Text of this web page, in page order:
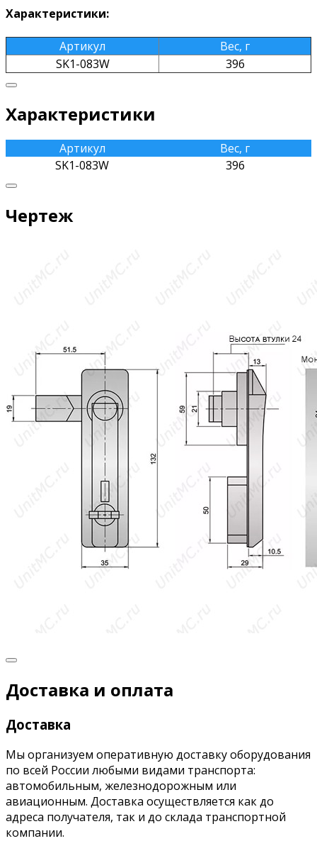
Характеристики:
Артикул
Вес, г
SK1-083W
396
Характеристики
Артикул
Вес, г
SK1-083W
396
Чертеж
Доставка и оплата
Доставка
Мы организуем оперативную доставку оборудования
по всей России любыми видами транспорта:
автомобильным, железнодорожным или
авиационным. Доставка осуществляется как до
адреса получателя, так и до склада транспортной
компании.